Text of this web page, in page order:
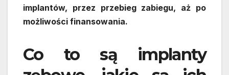
implantów, przez przebieg zabiegu, aż po
możliwości finansowania.
Co to są implanty